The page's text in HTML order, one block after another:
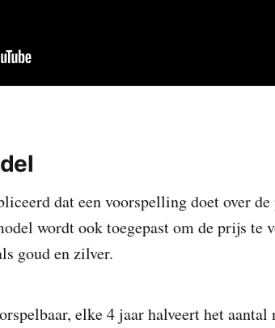
dat een voorspelling doet over
wordt ook toegepast om de prijs te
goud en zilver.
elke 4 jaar halveert het aantal